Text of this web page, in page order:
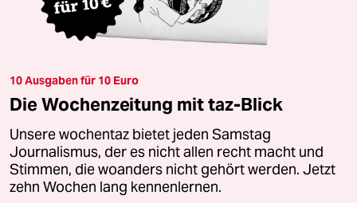
10 Ausgaben für 10 Euro
Die Wochenzeitung mit taz-Blick
Unsere wochentaz bietet jeden Samstag
Journalismus, der es nicht allen recht macht und
Stimmen, die woanders nicht gehört werden. Jetzt
zehn Wochen lang kennenlernen.